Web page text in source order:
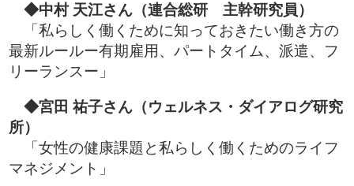
◆中村 天江さん （連合総研 主幹研究員）
「私らしく働くために知っておきたい働き方の
最新ルールー有期雇用、パートタイム、派遣、フ
リーランスー」
◆宮田 祐子さん （ウェルネス・ダイアログ研究
所）
「女性の健康課題と私らしく働くためのライフ
マネジメント」